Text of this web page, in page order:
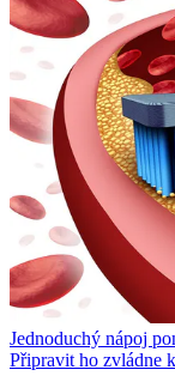
Jednoduchý nápoj
Připravit ho zvládne